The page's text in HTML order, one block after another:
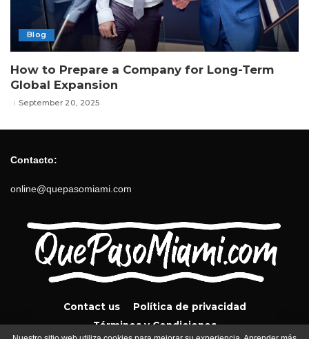
Blog
How to Prepare a Company for Long-Term
Global Expansion
September 20, 2025
Contacto:
online@quepasomiami.com
Contact us
Política de privacidad
Términos y Condiciones